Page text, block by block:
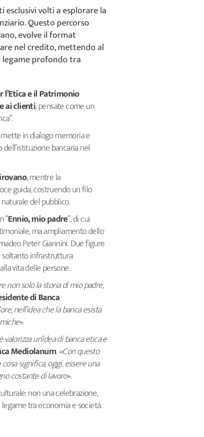
volti a esplorare la
Questo percorso
evolve il format
nel credito, mettendo al
legame profondo tra
e il Patrimonio
ai clienti, pensate come un
in dialogo memoria e
bancaria nel
, mentre la
guida, costruendo un filo
del pubblico.
“Ennio, mio padre”, di cui
ma ampliamento dello
Peter Giannini. Due figure
soltanto infrastruttura
vita delle persone.
non solo la storia di mio padre,
di Banca
nell’idea che la banca esista
».
un’idea di banca etica e
Mediolanum.«Con questo
significa, oggi, essere una
costante di lavoro».
non una celebrazione,
tra economia e società.